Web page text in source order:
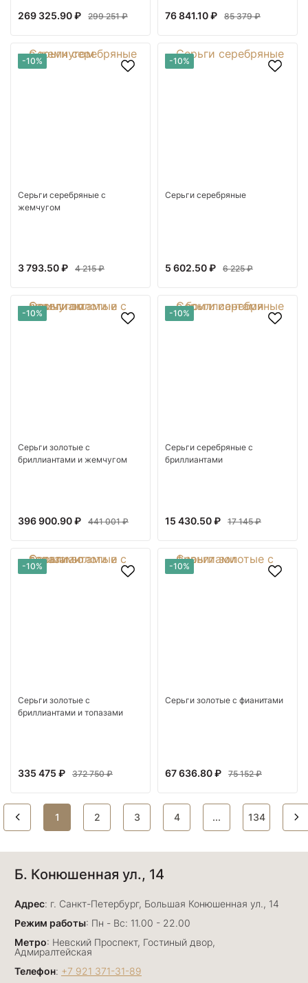
269 325.90 ₽ 299 251 ₽ 76 841.10 ₽ 85 379 ₽
-10%
Серьги серебряные с
жемчугом
3 793.50 ₽ 4 215 ₽
-10%
Серьги серебряные
5 602.50 ₽ 6 225 ₽
-10%
Серьги золотые с
бриллиантами и жемчугом
396 900.90 ₽ 441 001 ₽
-10%
Серьги серебряные с
бриллиантами
15 430.50 ₽ 17 145 ₽
-10%
Серьги золотые с
бриллиантами и топазами
335 475 ₽ 372 750 ₽
-10%
Серьги золотые с фианитами
67 636.80 ₽ 75 152 ₽
1 2 3 4 ... 134
Б. Конюшенная ул., 14
Адрес: г. Санкт-Петербург, Большая Конюшенная ул., 14
Режим работы: Пн - Вс: 11.00 - 22.00
Метро: Невский Проспект, Гостиный двор,
Адмиралтейская
Телефон: +7 921 371-31-89